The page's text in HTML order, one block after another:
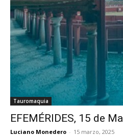
Tauromaquia
EFEMÉRIDES, 15 de
Luciano Monedero - 15 marzo, 2025